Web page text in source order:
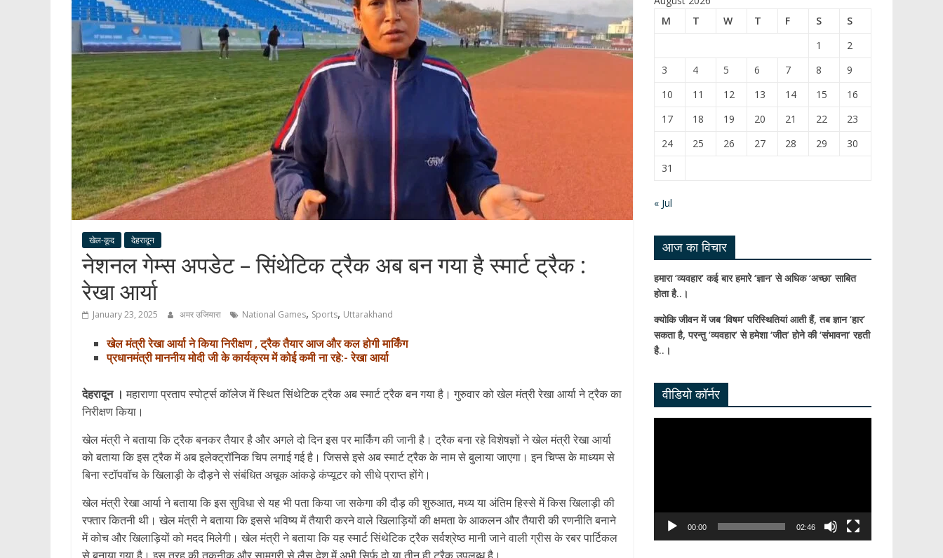
खेल-कूद देहरादून
नेशनल गेम्स अपडेट – सिंथेटिक ट्रैक अब बन गया है स्मार्ट ट्रैक :
रेखा आर्या
January 23, 2025 अमर उजियारा National Games, Sports, Uttarakhand
खेल मंत्री रेखा आर्या ने किया निरीक्षण , ट्रैक तैयार आज और कल होगी मार्किंग
प्रधानमंत्री माननीय मोदी जी के कार्यक्रम में कोई कमी ना रहे:- रेखा आर्या
देहरादून । महाराणा प्रताप स्पोर्ट्स कॉलेज में स्थित सिंथेटिक ट्रैक अब स्मार्ट ट्रैक बन गया है। गुरुवार को खेल मंत्री रेखा आर्या ने ट्रैक का
निरीक्षण किया।
खेल मंत्री ने बताया कि ट्रैक बनकर तैयार है और अगले दो दिन इस पर मार्किंग की जानी है। ट्रैक बना रहे विशेषज्ञों ने खेल मंत्री रेखा आर्या
को बताया कि इस ट्रैक में अब इलेक्ट्रॉनिक चिप लगाई गई है। जिससे इसे अब स्मार्ट ट्रैक के नाम से बुलाया जाएगा। इन चिप्स के माध्यम से
बिना स्टॉपवॉच के खिलाड़ी के दौड़ने से संबंधित अचूक आंकड़े कंप्यूटर को सीधे प्राप्त होंगे।
खेल मंत्री रेखा आर्या ने बताया कि इस सुविधा से यह भी पता किया जा सकेगा की दौड़ की शुरुआत, मध्य या अंतिम हिस्से में किस खिलाड़ी की
रफ्तार कितनी थी। खेल मंत्री ने बताया कि इससे भविष्य में तैयारी करने वाले खिलाड़ियों की क्षमता के आकलन और तैयारी की रणनीति बनाने
में कोच और खिलाड़ियों को मदद मिलेगी। खेल मंत्री ने बताया कि यह स्मार्ट सिंथेटिक ट्रैक सर्वश्रेष्ठ मानी जाने वाली ग्रीस के रबर पार्टिकल
M
T W T F S
S
1
2
3
4 5 6 7 8
9
10
11 12 13 14 15
16
17
18 19 20 21 22
23
24
25 26 27 28 29
30
31
« Jul
आज का विचार
हमारा ‘व्यवहार’ कई बार हमारे ‘ज्ञान’ से अधिक ‘अच्छा’ साबित
होता है..।
क्योकि जीवन में जब ‘विषम’ परिस्थितियां आती हैं,तब ज्ञान ‘हार’
सकता है,परन्तु ‘व्यवहार’ से हमेशा ‘जीत’ होने की ‘संभावना’ रहती
है..।
वीडियो कॉर्नर
00:00 02:46